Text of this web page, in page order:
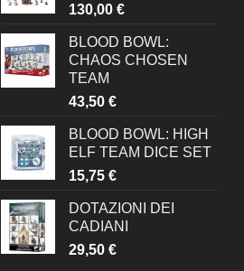
130,00 €
BLOOD BOWL:
CHAOS CHOSEN
TEAM
43,50 €
BLOOD BOWL: HIGH
ELF TEAM DICE SET
15,75 €
DOTAZIONI DEI
CADIANI
29,50 €